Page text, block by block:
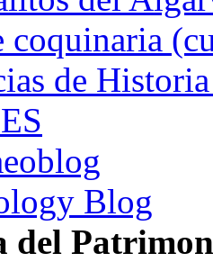
coquinaria
de
Blog
del